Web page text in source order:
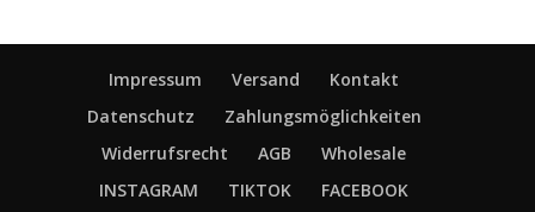
Impressum Versand
Kontakt
Datenschutz
Zahlungsmöglichkeiten
Widerrufsrecht
AGB
Wholesale
INSTAGRAM
TIKTOK FACEBOOK